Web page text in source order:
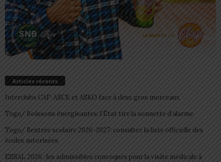
Articles récents
Interclubs CAF: ASCK et ASKO face à deux gros morceaux
Togo/ Boissons énergisantes: l’État tire la sonnette d’alarme
Togo/ Rentrée scolaire 2026-2027: consultez la liste officielle des
écoles autorisées
ESSAL 2026 : les admissibles convoqués pour la visite médicale à